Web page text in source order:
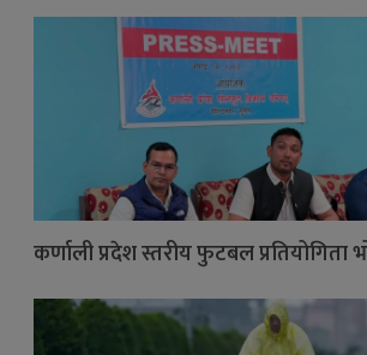
कर्णाली प्रदेश स्तरीय फुटबल प्रतियोगिता